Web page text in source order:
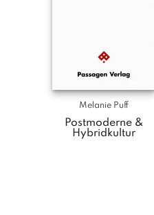
Melanie Puff
Postmoderne &
Hybridkultur